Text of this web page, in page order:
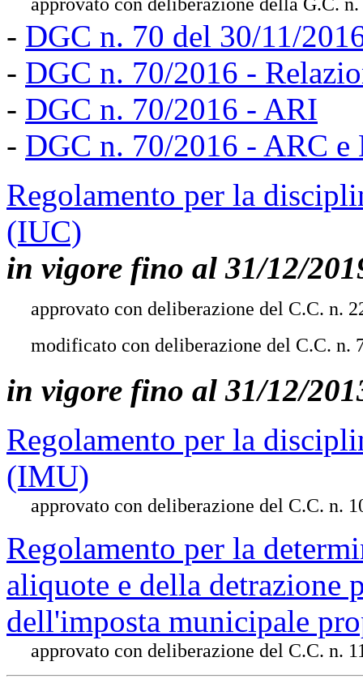
- DGC n. 70 del 30/11/
- DGC n. 70/2016 -
- DGC n. 70/2016 - ARI
- DGC n. 70/2016 - ARC e
Regolamento per la
(IUC)
in vigore fino al 31/12/
approvato con deliberazione del C.C. n.
modificato con deliberazione del C.C. n.
in vigore fino al 31/12/
Regolamento per la
(IMU)
approvato con deliberazione del C.C. n.
Regolamento per la
aliquote e della detrazione
dell'imposta municipale
approvato con deliberazione del C.C. n.